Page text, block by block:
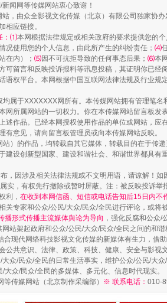
山西：不断增强治理腐败综合
养老服务师职业资格制度暂行
闻网等传媒网站衷心致谢！
，由众全影视文化传媒（北京）有限公司独家协
相应链接。
：⑴本网根据法律规定或相关政府的要求提供您的个
使用您的个人信息，由此所产生的纠纷责任； ⑷
在内）； ⑸因不可抗拒导致的任何事态后果； ⑹本
可留言和反映投诉报料等讯息投稿，其证明你已
权平台。本网根据中国互联网法律法规及行业规
属于XXXXXXX网所有。本传媒网站拥有管理笔
网所属网站的一切权力。你在本传媒网站留言板
作品。已经本网授权使用作品的单位或网站，应
意见，请向留言板管理员或向本传媒网站反映。
站）的作品，均转载自其它媒体，转载目的在于
建设创新型国家、建设和谐社会、和谐世界都具
，因涉及相关法律法规或不文明用语，请谅解！
实，有权先行撤除或暂时屏蔽。注：被反映投诉
利， 在收到本网信函、短信或电话告知后15日内不
关专家和公众/公民/大众/民众/全民进行评论，或
播形式传播主流媒体舆论为导向 ，强化反腐和公众
站架起政府和公众/公民/大众/民众/全民之间的和
现代网络科技影视文化传媒的新媒体有生力，借
公共意识、法律、政策、科技、健康、安全与影
众/民众/全民的日常生活事实，维护公众/公民/大
大众/民众/全民的多媒体、多元化、信息时代现实。
传媒网站（北京制作采编部） ※ 联系电话： 010-